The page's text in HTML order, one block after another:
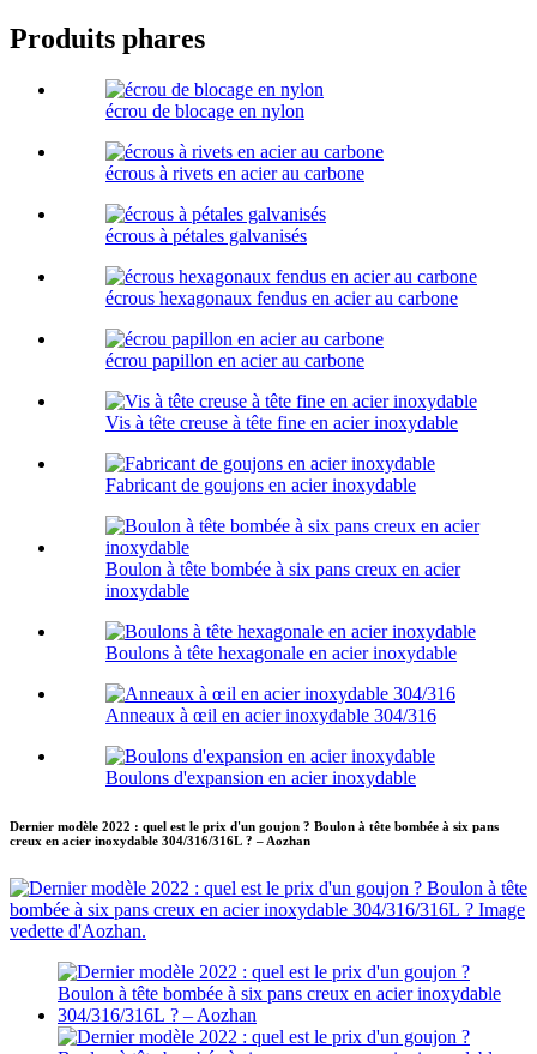
Produits phares
écrou de blocage en nylon
écrous à rivets en acier au carbone
écrous à pétales galvanisés
écrous hexagonaux fendus en acier au carbone
écrou papillon en acier au carbone
Vis à tête creuse à tête fine en acier inoxydable
Fabricant de goujons en acier inoxydable
Boulon à tête bombée à six pans creux en acier
inoxydable
Boulons à tête hexagonale en acier inoxydable
Anneaux à œil en acier inoxydable 304/316
Boulons d'expansion en acier inoxydable
Dernier modèle 2022 : quel est le prix d'un goujon ? Boulon à tête bombée à six pans
creux en acier inoxydable 304/316/316L ? – Aozhan